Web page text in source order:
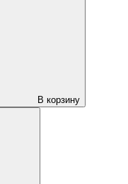
В корзину